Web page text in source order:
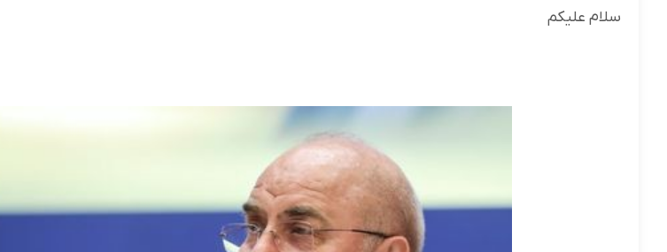
سلام علیکم